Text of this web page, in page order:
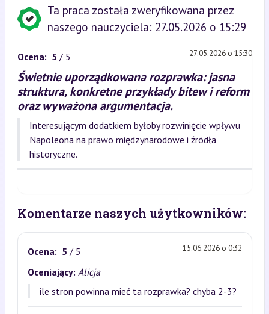
Ta praca została zweryfikowana przez
naszego nauczyciela: 27.05.2026 o 15:29
Ocena: 5 / 5 27.05.2026 o 15:30
Świetnie uporządkowana rozprawka: jasna
struktura, konkretne przykłady bitew i reform
oraz wyważona argumentacja.
Interesującym dodatkiem byłoby rozwinięcie wpływu
Napoleona na prawo międzynarodowe i źródła
historyczne.
Komentarze naszych użytkowników:
Ocena: 5 / 5 15.06.2026 o 0:32
Oceniający: Alicja
ile stron powinna mieć ta rozprawka? chyba 2-3?